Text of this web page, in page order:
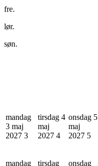
fre.
lør.
søn.
mandag
3 maj
2027 3
tirsdag 4
maj
2027 4
onsdag 5
maj
2027 5
mandag
tirsdag
onsdag